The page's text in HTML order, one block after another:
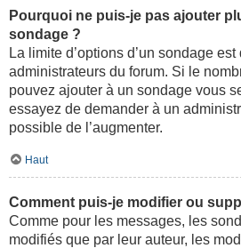
Pourquoi ne puis-je pas ajouter
sondage ?
La limite d’options d’un sondage
administrateurs du forum. Si le
pouvez ajouter à un sondage vous
essayez de demander à un
possible de l’augmenter.
Haut
Comment puis-je modifier ou
Comme pour les messages, les
modifiés que par leur auteur, les